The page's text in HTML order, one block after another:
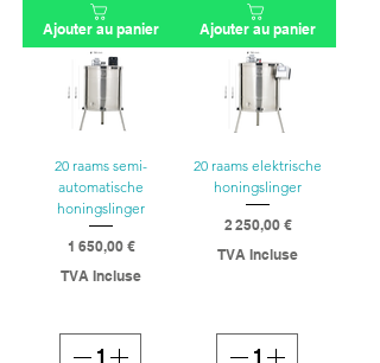
Ajouter au panier Ajouter au panier
20 raams semi-
automatische
honingslinger
Prix
1 650,00 €
TVA Incluse
20 raams elektrische
honingslinger
Prix
2 250,00 €
TVA Incluse